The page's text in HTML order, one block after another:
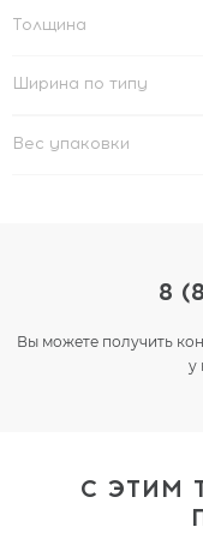
Толщина
Ширина по типу
Вес упаковки
8
Вы можете получить
у
С ЭТИМ